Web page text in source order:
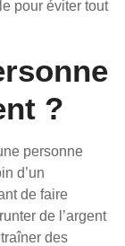
pour éviter tout
?
personne
d’un
de faire
de l’argent
des